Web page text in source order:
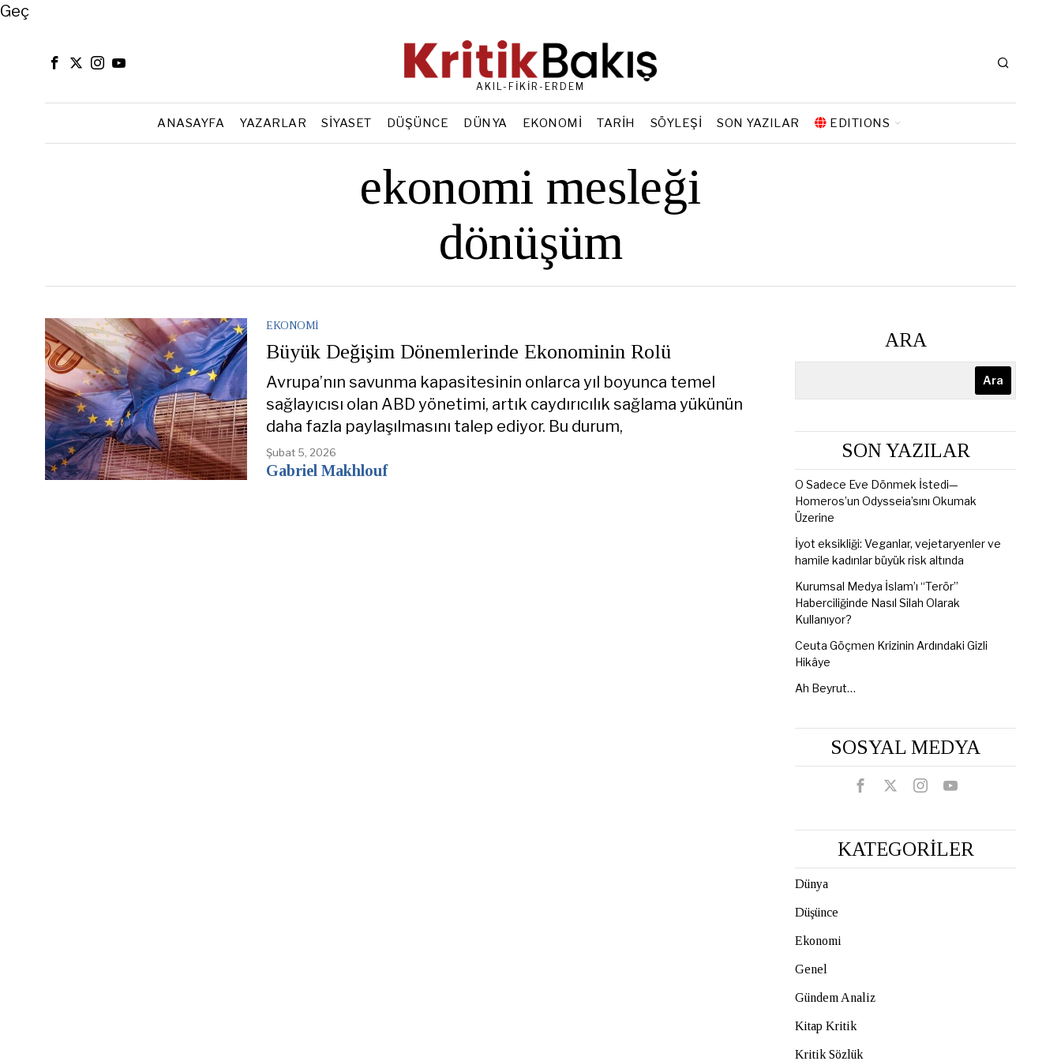
Close
Geç
AKIL-FİKİR-ERDEM
ANASAYFA YAZARLAR SIYASET DÜŞÜNCE DÜNYA EKONOMI TARIH SÖYLEŞI SON YAZILAR EDITIONS
ekonomi mesleği
dönüşüm
EKONOMI
Büyük Değişim Dönemlerinde Ekonominin Rolü
Avrupa’nın savunma kapasitesinin onlarca yıl boyunca temel
sağlayıcısı olan ABD yönetimi, artık caydırıcılık sağlama yükünün
daha fazla paylaşılmasını talep ediyor. Bu durum,
Şubat 5, 2026
Gabriel Makhlouf
ARA
Ara
SON YAZILAR
O Sadece Eve Dönmek İstedi—
Homeros’un Odysseia’sını Okumak
Üzerine
İyot eksikliği: Veganlar, vejetaryenler ve
hamile kadınlar büyük risk altında
Kurumsal Medya İslam’ı “Terör”
Haberciliğinde Nasıl Silah Olarak
Kullanıyor?
Ceuta Göçmen Krizinin Ardındaki Gizli
Hikâye
Ah Beyrut…
SOSYAL MEDYA
KATEGORİLER
Dünya
Düşünce
Ekonomi
Genel
Gündem Analiz
Kitap Kritik
Kritik Sözlük